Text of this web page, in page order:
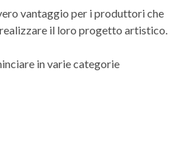
vantaggio per i produttori che
il loro progetto artistico.
in varie categorie